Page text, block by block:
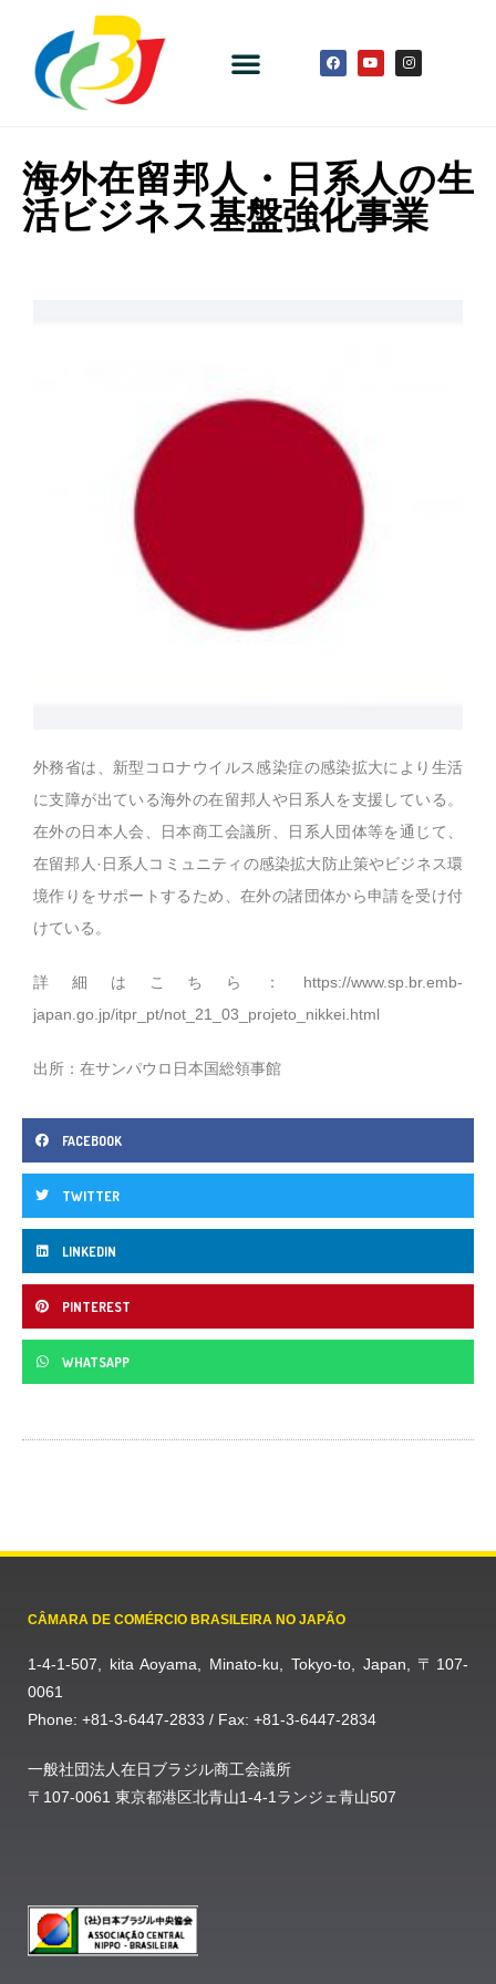
海外在留邦人・日系人の生
活ビジネス基盤強化事業
外務省は、新型コロナウイルス感染症の感染拡大により生活
に支障が出ている海外の在留邦人や日系人を支援している。
在外の日本人会、日本商工会議所、日系人団体等を通じて、
在留邦人·日系人コミュニティの感染拡大防止策やビジネス環
境作りをサポートするため、在外の諸団体から申請を受け付
けている。
詳細はこちら： https://www.sp.br.emb-
japan.go.jp/itpr_pt/not_21_03_projeto_nikkei.html
出所：在サンパウロ日本国総領事館
FACEBOOK
TWITTER
LINKEDIN
PINTEREST
WHATSAPP
CÂMARA DE COMÉRCIO BRASILEIRA NO JAPÃO
1-4-1-507, kita Aoyama, Minato-ku, Tokyo-to, Japan, 〒107-
0061
Phone: +81-3-6447-2833 / Fax: +81-3-6447-2834
一般社団法人在日ブラジル商工会議所
〒107-0061 東京都港区北青山1-4-1ランジェ青山507